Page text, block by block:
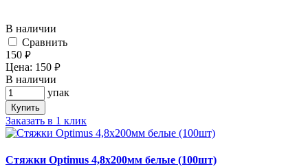
В наличии
Cравнить
150 руб.
Цена: 150 руб.
В наличии
упак
Купить
Заказать в 1 клик
Стяжки Optimus 4,8x200мм белые (100шт)